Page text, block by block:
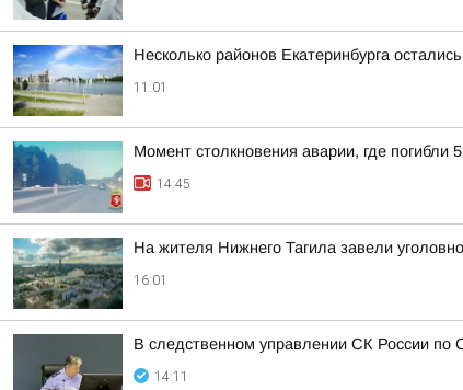
Несколько районов Екатеринбурга
11:01
Момент столкновения аварии, где погибли
14:45
На жителя Нижнего Тагила завели
16:01
В следственном управлении СК России по
14:11